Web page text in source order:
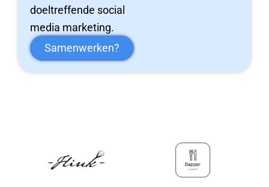
doeltreffende social
media marketing.
Samenwerken?